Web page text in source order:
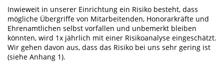
Inwieweit in unserer Einrichtung ein Risiko besteht, dass
mögliche Übergriffe von Mitarbeitenden, Honorarkräfte und
Ehrenamtlichen selbst vorfallen und unbemerkt bleiben
könnten, wird 1x jährlich mit einer Risikoanalyse eingeschätzt.
Wir gehen davon aus, dass das Risiko bei uns sehr gering ist
(siehe Anhang 1).